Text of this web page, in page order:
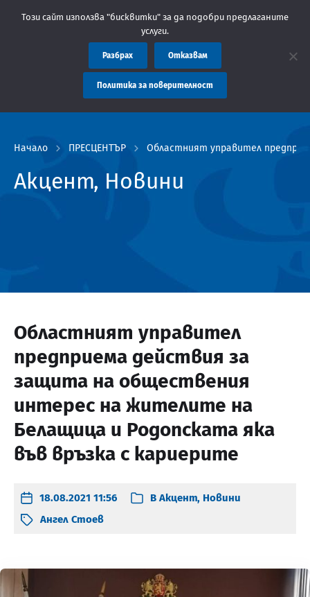
Областна администрация Пловдив препоръчва заплащането
Начало ПРЕСЦЕНТЪР Областният управител
Акцент, Новини
Областният управител
предприема действия за
защита на обществения
интерес на жителите на
Белащица и Родопската яка
във връзка с кариерите
18.08.2021 11:56 В Акцент, Новини
Ангел Стоев
Този сайт използва "бисквитки" за да подобри предлаганите
услуги.
Разбрах Отказвам
Политика за поверителност